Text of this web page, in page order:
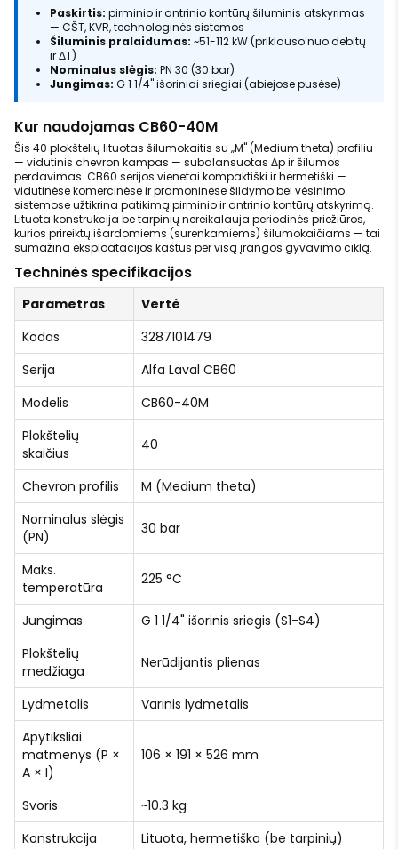
Paskirtis: pirminio ir antrinio kontūrų šiluminis atskyrimas
— CŠT, KVR, technologinės sistemos
Šiluminis pralaidumas: ~51-112 kW (priklauso nuo debitų
ir ΔT)
Nominalus slėgis: PN 30 (30 bar)
Jungimas: G 1 1/4" išoriniai sriegiai (abiejose pusėse)
Kur naudojamas CB60-40M
Šis 40 plokštelių lituotas šilumokaitis su „M" (Medium theta) profiliu
— vidutinis chevron kampas — subalansuotas Δp ir šilumos
perdavimas. CB60 serijos vienetai kompaktiški ir hermetiški —
vidutinėse komercinėse ir pramoninėse šildymo bei vėsinimo
sistemose užtikrina patikimą pirminio ir antrinio kontūrų atskyrimą.
Lituota konstrukcija be tarpinių nereikalauja periodinės priežiūros,
kurios prireiktų išardomiems (surenkamiems) šilumokaičiams — tai
sumažina eksploatacijos kaštus per visą įrangos gyvavimo ciklą.
Techninės specifikacijos
Parametras
Vertė
Kodas
3287101479
Serija
Alfa Laval CB60
Modelis
CB60-40M
Plokštelių
skaičius
40
Chevron profilis
M (Medium theta)
Nominalus slėgis
(PN)
30 bar
Maks.
temperatūra
225 °C
Jungimas
G 1 1/4" išorinis sriegis (S1-S4)
Plokštelių
medžiaga
Nerūdijantis plienas
Lydmetalis
Varinis lydmetalis
Apytiksliai
matmenys (P ×
A × I)
106 × 191 × 526 mm
Svoris
~10.3 kg
Konstrukcija
Lituota, hermetiška (be tarpinių)